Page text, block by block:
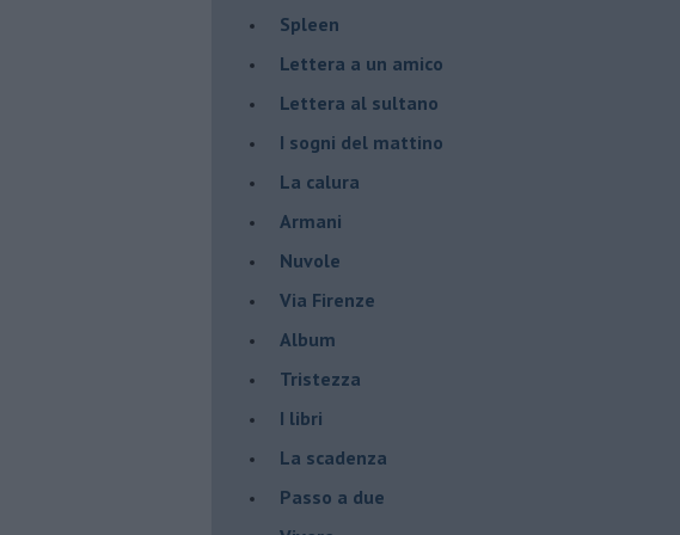
Spleen
Lettera a un amico
Lettera al sultano
I sogni del mattino
La calura
Armani
Nuvole
Via Firenze
Album
Tristezza
I libri
La scadenza
Passo a due